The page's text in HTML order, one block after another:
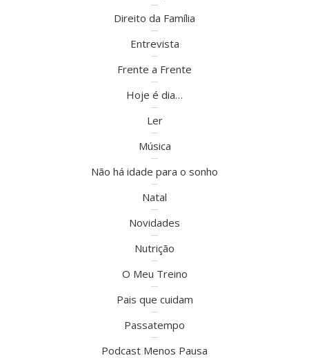
Direito da Família
Entrevista
Frente a Frente
Hoje é dia…
Ler
Música
Não há idade para o sonho
Natal
Novidades
Nutrição
O Meu Treino
Pais que cuidam
Passatempo
Podcast Menos Pausa